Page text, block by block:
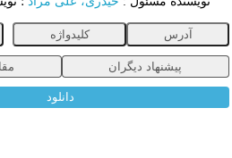
کلیدواژه آدرس
پیشنهاد دیگران
دانلود